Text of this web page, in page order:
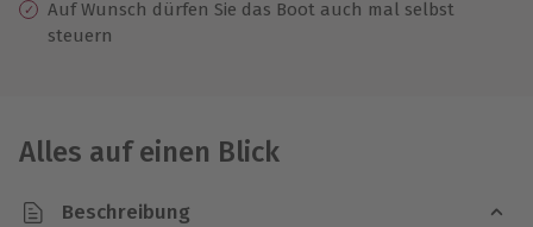
Auf Wunsch dürfen Sie das Boot auch mal selbst
steuern
Alles auf einen Blick
Beschreibung